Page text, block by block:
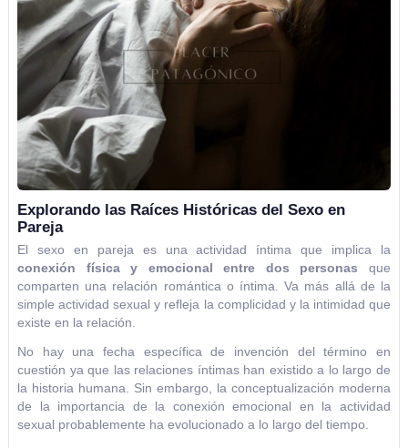
Explorando las Raíces Históricas del Sexo en
Pareja
El sexo en pareja es una actividad íntima que implica la
conexión física y emocional entre dos personas que
comparten una relación romántica o íntima. Va más allá de la
simple actividad sexual y refleja la complicidad y la intimidad que
existe en la relación.
No hay una fecha específica de invención del término en
cuestión ya que las relaciones íntimas han existido a lo largo de
la historia humana. Sin embargo, la conceptualización moderna
de la importancia de la conexión emocional en la actividad
sexual probablemente ha evolucionado a lo largo del tiempo.